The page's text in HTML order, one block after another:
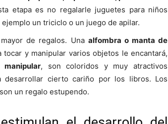
etapa es no regalarle juguetes para niños
un triciclo o un juego de apilar.
de regalos. Una alfombra o manta de
y manipular varios objetos le encantará,
, son coloridos y muy atractivos
desarrollar cierto cariño por los libros. Los
son un regalo estupendo.